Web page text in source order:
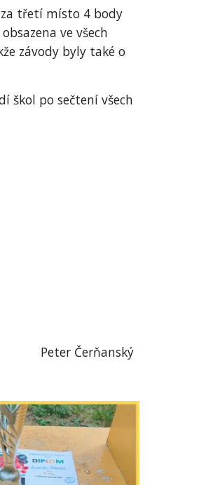
třetí místo 4 body
ve všech
závody byly také o
škol po sečtení všech
Peter Čerňanský